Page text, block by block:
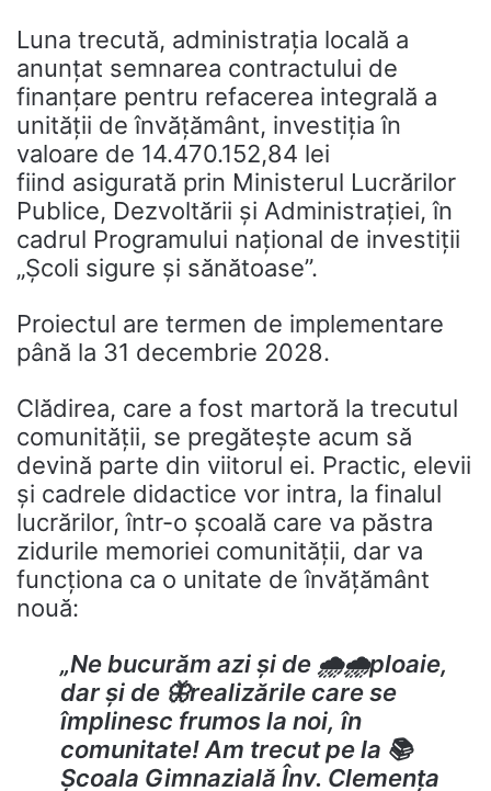
Luna trecută, administrația locală a
anunțat semnarea contractului de
finanțare pentru refacerea integrală a
unității de învățământ, investiția în
valoare de 14.470.152,84 lei
fiind asigurată prin Ministerul Lucrărilor
Publice, Dezvoltării și Administrației, în
cadrul Programului național de investiții
„Școli sigure și sănătoase”.
Proiectul are termen de implementare
până la 31 decembrie 2028.
Clădirea, care a fost martoră la trecutul
comunității, se pregătește acum să
devină parte din viitorul ei. Practic, elevii
și cadrele didactice vor intra, la finalul
lucrărilor, într-o școală care va păstra
zidurile memoriei comunității, dar va
funcționa ca o unitate de învățământ
nouă:
„Ne bucurăm azi și de 🌧️🌧️ploaie,
dar și de 🦋realizările care se
împlinesc frumos la noi, în
comunitate! Am trecut pe la 📚
Școala Gimnazială Înv. Clemența